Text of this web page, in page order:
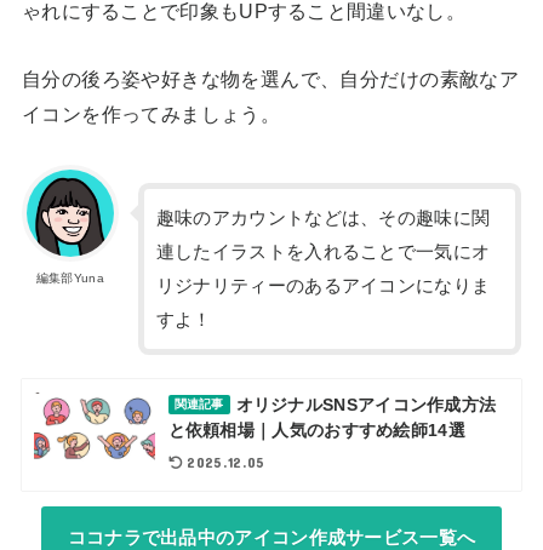
ゃれにすることで印象もUPすること間違いなし。
自分の後ろ姿や好きな物を選んで、自分だけの素敵なア
イコンを作ってみましょう。
編集部Yuna
趣味のアカウントなどは、その趣味に関
連したイラストを入れることで一気にオ
リジナリティーのあるアイコンになりま
すよ！
関連記事
オリジナルSNSアイコン作成方法
と依頼相場｜人気のおすすめ絵師14選
2025.12.05
ココナラで出品中のアイコン作成サービス一覧へ